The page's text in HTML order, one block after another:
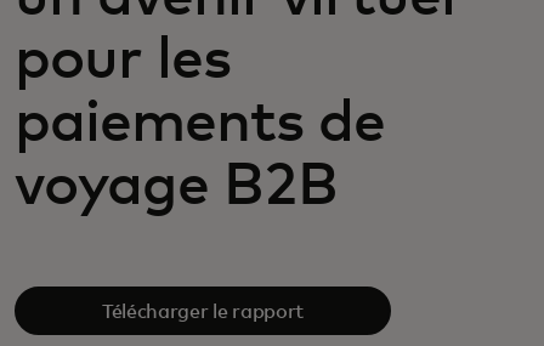
pour les
paiements de
voyage B2B
Télécharger le rapport